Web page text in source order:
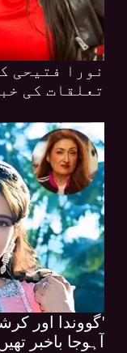
نورا فتیحی
تعلقات کی
'گووندا اور
آہوجا باخبر